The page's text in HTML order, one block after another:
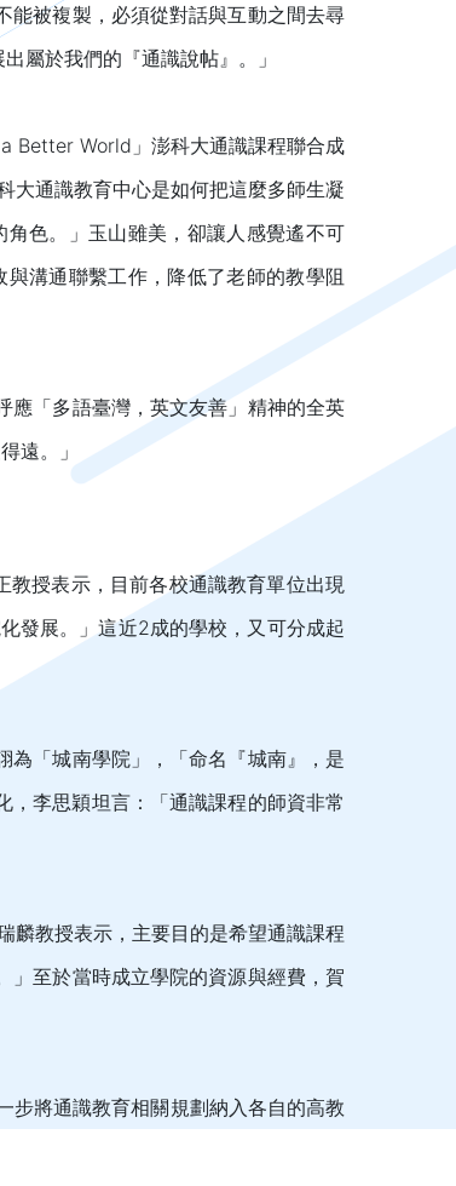
能被複製，必須從對話與互動之間去尋
屬於我們的『通識說帖』。」
Better World」澎科大通識課程聯合成
大通識教育中心是如何把這麼多師生凝
色。」玉山雖美，卻讓人感覺遙不可
溝通聯繫工作，降低了老師的教學阻
應「多語臺灣，英文友善」精神的全英
遠。」
教授表示，目前各校通識教育單位出現
發展。」這近2成的學校，又可分成起
為「城南學院」，「命名『城南』，是
，李思穎坦言：「通識課程的師資非常
麟教授表示，主要目的是希望通識課程
」至於當時成立學院的資源與經費，賀
步將通識教育相關規劃納入各自的高教